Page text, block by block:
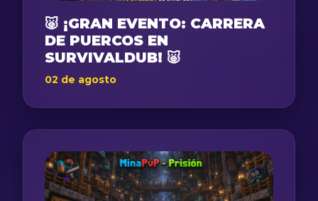
🐷 ¡GRAN EVENTO: CARRERA
DE PUERCOS EN
SURVIVALDUB! 🐷
02 de agosto